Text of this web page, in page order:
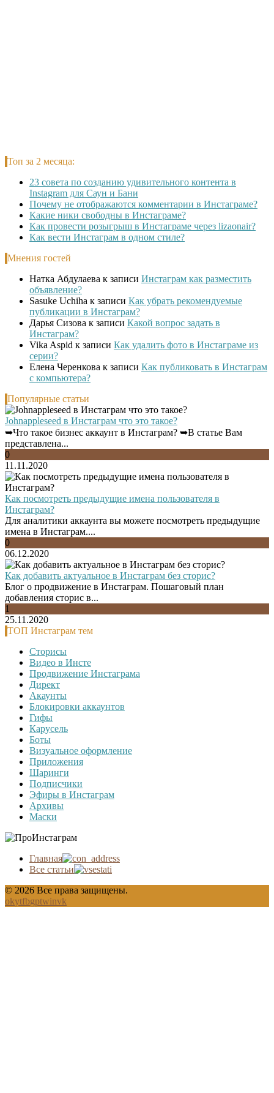
Топ за 2 месяца:
23 совета по созданию удивительного контента в
Instagram для Саун и Бани
Почему не отображаются комментарии в Инстаграме?
Какие ники свободны в Инстаграме?
Как провести розыгрыш в Инстаграме через lizaonair?
Как вести Инстаграм в одном стиле?
Мнения гостей
Натка Абдулаева к записи Инстаграм как разместить
объявление?
Sasuke Uchiha к записи Как убрать рекомендуемые
публикации в Инстаграм?
Дарья Сизова к записи Какой вопрос задать в
Инстаграм?
Vika Aspid к записи Как удалить фото в Инстаграме из
серии?
Елена Черенкова к записи Как публиковать в Инстаграм
с компьютера?
Популярные статьи
Johnappleseed в Инстаграм что это такое?
➥Что такое бизнес аккаунт в Инстаграм? ➥В статье Вам
представлена...
0
11.11.2020
Как посмотреть предыдущие имена пользователя в
Инстаграм?
Для аналитики аккаунта вы можете посмотреть предыдущие
имена в Инстаграм....
0
06.12.2020
Как добавить актуальное в Инстаграм без сторис?
Блог о продвижение в Инстаграм. Пошаговый план
добавления сторис в...
1
25.11.2020
ТОП Инстаграм тем
Сторисы
Видео в Инсте
Продвижение Инстаграма
Директ
Акаунты
Блокировки аккаунтов
Гифы
Карусель
Боты
Визуальное оформление
Приложения
Шаринги
Подписчики
Эфиры в Инстаграм
Архивы
Маски
Главная
Все статьи
© 2026 Все права защищены.
okytfbgptwinvk